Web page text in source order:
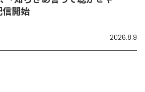
信開始
2026.8.9